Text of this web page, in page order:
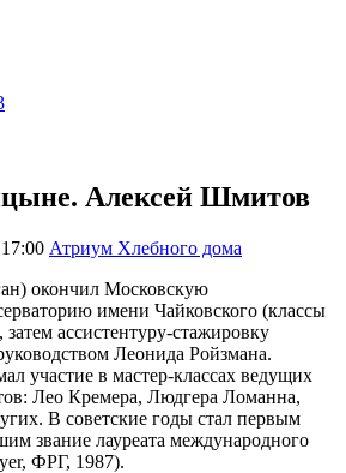
Алексей Шмитов
Атриум Хлебного дома
окончил Московскую
имени Чайковского (классы
ассистентуру-стажировку
Леонида Ройзмана.
участие в мастер-классах ведущих
Лео Кремера, Людгера Ломанна,
В советские годы стал первым
звание лауреата международного
ФРГ, 1987).